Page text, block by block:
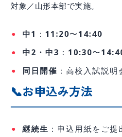
対象／山形本部で実施。
中1 ：11:20〜14:40
中2・中3 ：10:30〜
同日開催 ：高校入試説明
📞お申込み方法
継続生 ：申込用紙をご提